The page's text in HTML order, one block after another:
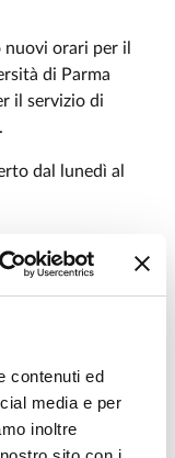
contenuti ed
media e per
inoltre
nuovi orari per il
di Parma
il servizio di
dal lunedì al
estero)
al